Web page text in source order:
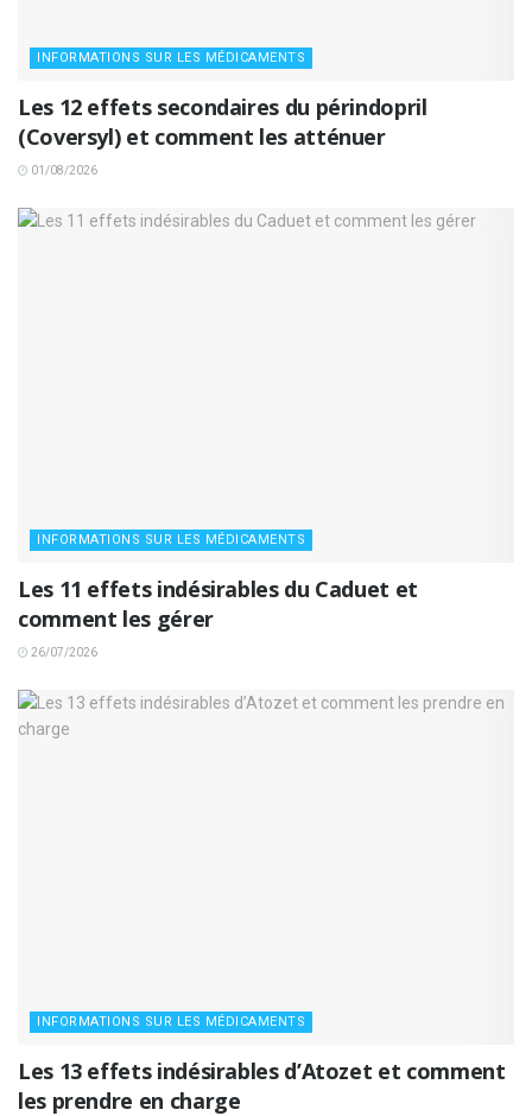
INFORMATIONS SUR LES MÉDICAMENTS
Les 12 effets secondaires du périndopril
(Coversyl) et comment les atténuer
01/08/2026
INFORMATIONS SUR LES MÉDICAMENTS
Les 11 effets indésirables du Caduet et
comment les gérer
26/07/2026
INFORMATIONS SUR LES MÉDICAMENTS
Les 13 effets indésirables d’Atozet et comment
les prendre en charge